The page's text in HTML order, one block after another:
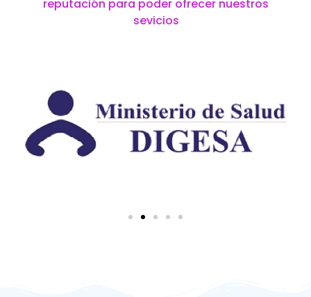
reputación para poder ofrecer nuestros
sevicios